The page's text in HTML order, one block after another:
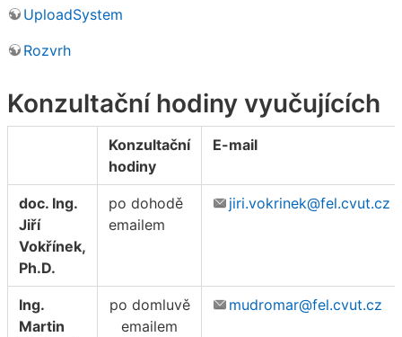
UploadSystem
Rozvrh
Konzultační hodiny vyučujících
Konzultační
hodiny
E-mail
doc. Ing.
Jiří
Vokřínek,
Ph.D.
po dohodě
emailem
jiri.vokrinek@fel.cvut.cz
Ing.
Martin
po domluvě
emailem
mudromar@fel.cvut.cz